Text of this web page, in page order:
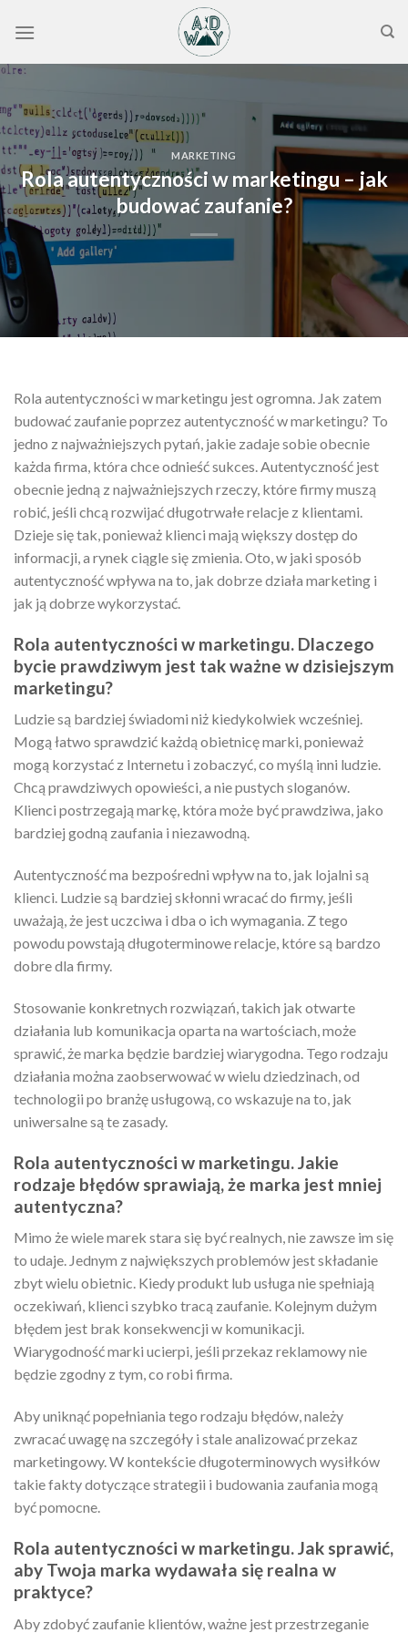
MARKETING
Rola autentyczności w marketingu – jak
budować zaufanie?
Rola autentyczności w marketingu jest ogromna. Jak zatem
budować zaufanie poprzez autentyczność w marketingu? To
jedno z najważniejszych pytań, jakie zadaje sobie obecnie
każda firma, która chce odnieść sukces. Autentyczność jest
obecnie jedną z najważniejszych rzeczy, które firmy muszą
robić, jeśli chcą rozwijać długotrwałe relacje z klientami.
Dzieje się tak, ponieważ klienci mają większy dostęp do
informacji, a rynek ciągle się zmienia. Oto, w jaki sposób
autentyczność wpływa na to, jak dobrze działa marketing i
jak ją dobrze wykorzystać.
Rola autentyczności w marketingu. Dlaczego
bycie prawdziwym jest tak ważne w dzisiejszym
marketingu?
Ludzie są bardziej świadomi niż kiedykolwiek wcześniej.
Mogą łatwo sprawdzić każdą obietnicę marki, ponieważ
mogą korzystać z Internetu i zobaczyć, co myślą inni ludzie.
Chcą prawdziwych opowieści, a nie pustych sloganów.
Klienci postrzegają markę, która może być prawdziwa, jako
bardziej godną zaufania i niezawodną.
Autentyczność ma bezpośredni wpływ na to, jak lojalni są
klienci. Ludzie są bardziej skłonni wracać do firmy, jeśli
uważają, że jest uczciwa i dba o ich wymagania. Z tego
powodu powstają długoterminowe relacje, które są bardzo
dobre dla firmy.
Stosowanie konkretnych rozwiązań, takich jak otwarte
działania lub komunikacja oparta na wartościach, może
sprawić, że marka będzie bardziej wiarygodna. Tego rodzaju
działania można zaobserwować w wielu dziedzinach, od
technologii po branżę usługową, co wskazuje na to, jak
uniwersalne są te zasady.
Rola autentyczności w marketingu. Jakie
rodzaje błędów sprawiają, że marka jest mniej
autentyczna?
Mimo że wiele marek stara się być realnych, nie zawsze im się
to udaje. Jednym z największych problemów jest składanie
zbyt wielu obietnic. Kiedy produkt lub usługa nie spełniają
oczekiwań, klienci szybko tracą zaufanie. Kolejnym dużym
błędem jest brak konsekwencji w komunikacji.
Wiarygodność marki ucierpi, jeśli przekaz reklamowy nie
będzie zgodny z tym, co robi firma.
Aby uniknąć popełniania tego rodzaju błędów, należy
zwracać uwagę na szczegóły i stale analizować przekaz
marketingowy. W kontekście długoterminowych wysiłków
takie fakty dotyczące strategii i budowania zaufania mogą
być pomocne.
Rola autentyczności w marketingu. Jak sprawić,
aby Twoja marka wydawała się realna w
praktyce?
Aby zdobyć zaufanie klientów, ważne jest przestrzeganie